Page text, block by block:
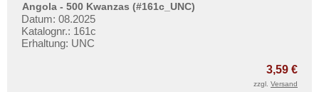
Angola - 500 Kwanzas (#161c_UNC)
Datum: 08.2025
Katalognr.: 161c
Erhaltung: UNC
3,59 €
zzgl. Versand